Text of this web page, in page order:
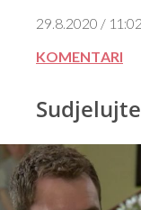
29.8.2020 /
KOMENTARI